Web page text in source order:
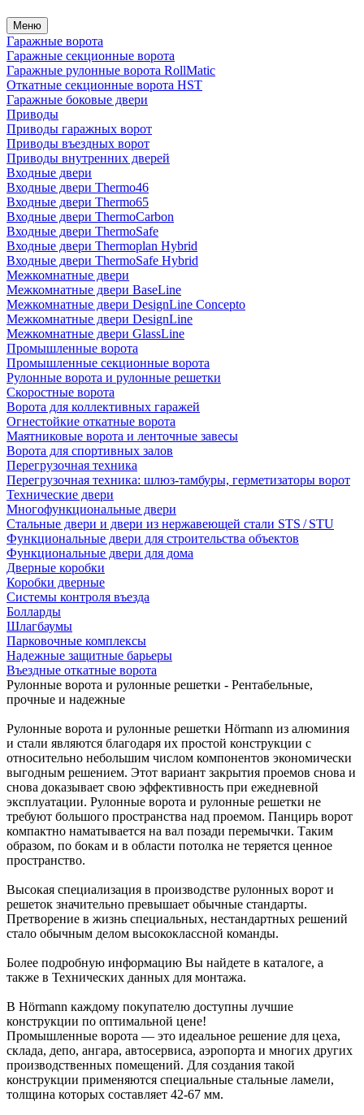
Меню
Гаражные ворота
Гаражные секционные ворота
Гаражные рулонные ворота RollMatic
Откатные секционные ворота HST
Гаражные боковые двери
Приводы
Приводы гаражных ворот
Приводы въездных ворот
Приводы внутренних дверей
Входные двери
Входные двери Thermo46
Входные двери Thermo65
Входные двери ThermoCarbon
Входные двери ThermoSafe
Входные двери Thermoplan Hybrid
Входные двери ThermoSafe Hybrid
Межкомнатные двери
Межкомнатные двери BaseLine
Межкомнатные двери DesignLine Concepto
Межкомнатные двери DesignLine
Межкомнатные двери GlassLine
Промышленные ворота
Промышленные секционные ворота
Рулонные ворота и рулонные решетки
Скоростные ворота
Ворота для коллективных гаражей
Огнестойкие откатные ворота
Маятниковые ворота и ленточные завесы
Ворота для спортивных залов
Перегрузочная техника
Перегрузочная техника: шлюз-тамбуры, герметизаторы ворот
Технические двери
Многофункциональные двери
Стальные двери и двери из нержавеющей стали STS / STU
Функциональные двери для строительства объектов
Функциональные двери для дома
Дверные коробки
Коробки дверные
Системы контроля въезда
Болларды
Шлагбаумы
Парковочные комплексы
Надежные защитные барьеры
Въездные откатные ворота
Рулонные ворота и рулонные решетки - Рентабельные,
прочные и надежные
Рулонные ворота и рулонные решетки Hörmann из алюминия
и стали являются благодаря их простой конструкции с
относительно небольшим числом компонентов экономически
выгодным решением. Этот вариант закрытия проемов снова и
снова доказывает свою эффективность при ежедневной
эксплуатации. Рулонные ворота и рулонные решетки не
требуют большого пространства над проемом. Панцирь ворот
компактно наматывается на вал позади перемычки. Таким
образом, по бокам и в области потолка не теряется ценное
пространство.
Высокая специализация в производстве рулонных ворот и
решеток значительно превышает обычные стандарты.
Претворение в жизнь специальных, нестандартных решений
стало обычным делом высококлассной команды.
Более подробную информацию Вы найдете в каталоге, а
также в Технических данных для монтажа.
В Hörmann каждому покупателю доступны лучшие
конструкции по оптимальной цене!
Промышленные ворота — это идеальное решение для цеха,
склада, депо, ангара, автосервиса, аэропорта и многих других
производственных помещений. Для создания такой
конструкции применяются специальные стальные ламели,
толщина которых составляет 42-67 мм.